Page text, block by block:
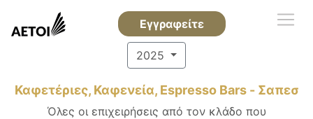
Εγγραφείτε
2025
Καφετέριες, Καφενεία, Espresso Bars - Σαπεσ
Όλες οι επιχειρήσεις από τον κλάδο που